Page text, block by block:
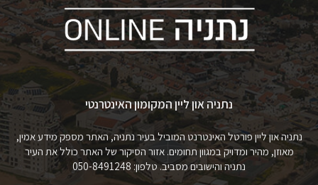
נתניה און ליין המקומון האינטרנטי
נתניה און ליין פורטל האינטרנט המוביל בעיר נתניה, האתר מספק מידע אמין,
מאוזן, מהיר ומדויק במגוון תחומים. אזור הסיקור של האתר כולל את העיר
נתניה והישובים מסביב. טלפון: 050-8491248